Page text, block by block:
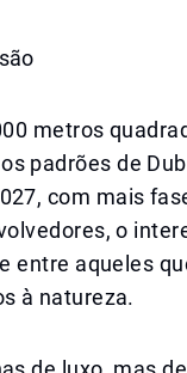
metros
padrões de
com mais
o
entre aqueles
à natureza.